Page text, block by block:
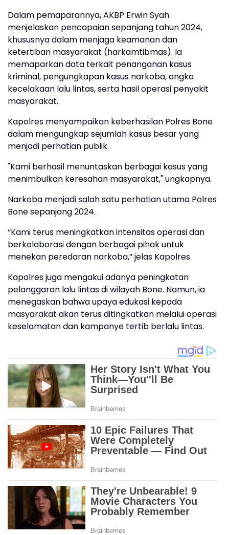
Dalam pemaparannya, AKBP Erwin Syah
menjelaskan pencapaian sepanjang tahun 2024,
khususnya dalam menjaga keamanan dan
ketertiban masyarakat (harkamtibmas). Ia
memaparkan data terkait penanganan kasus
kriminal, pengungkapan kasus narkoba, angka
kecelakaan lalu lintas, serta hasil operasi penyakit
masyarakat.
Kapolres menyampaikan keberhasilan Polres Bone
dalam mengungkap sejumlah kasus besar yang
menjadi perhatian publik.
"Kami berhasil menuntaskan berbagai kasus yang
menimbulkan keresahan masyarakat," ungkapnya.
Narkoba menjadi salah satu perhatian utama Polres
Bone sepanjang 2024.
“Kami terus meningkatkan intensitas operasi dan
berkolaborasi dengan berbagai pihak untuk
menekan peredaran narkoba,” jelas Kapolres.
Kapolres juga mengakui adanya peningkatan
pelanggaran lalu lintas di wilayah Bone. Namun, ia
menegaskan bahwa upaya edukasi kepada
masyarakat akan terus ditingkatkan melalui operasi
keselamatan dan kampanye tertib berlalu lintas.